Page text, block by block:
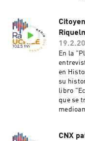
En la
en
su
libro
que se
CNX